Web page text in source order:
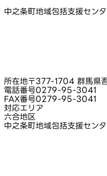
中之条町地域包括支援センタ
所在地〒377-1704 群馬県
電話番号0279-95-3041
FAX番号0279-95-3041
対応エリア
六合地区
中之条町地域包括支援センタ